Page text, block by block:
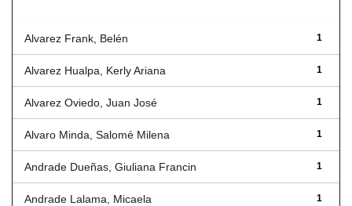
1
Alvarez Frank, Belén
1
Alvarez Hualpa, Kerly Ariana
1
Alvarez Oviedo, Juan José
1
Alvaro Minda, Salomé Milena
1
Andrade Dueñas, Giuliana Francin
1
Andrade Lalama, Micaela